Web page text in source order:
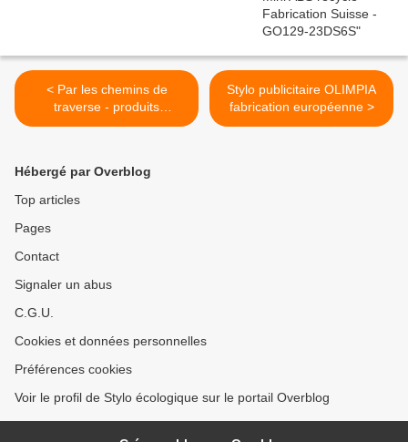
< Par les chemins de
traverse - produits
publicitaires GOVA
Stylo publicitaire OLIMPIA
fabrication européenne >
Hébergé par Overblog
Top articles
Pages
Contact
Signaler un abus
C.G.U.
Cookies et données personnelles
Préférences cookies
Voir le profil de Stylo écologique sur le portail Overblog